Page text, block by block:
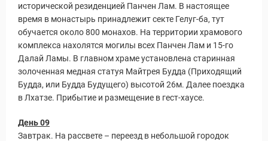
исторической резиденцией Панчен Лам. В настоящее
время в монастырь принадлежит секте Гелуг-ба, тут
обучается около 800 монахов. На территории храмового
комплекса нахолятся могилы всех Панчен Лам и 15-го
Далай Ламы. В главном храме установлена старинная
золоченная медная статуя Майтрея Будда (Приходящий
Будда, или Будда Будущего) высотой 26м. Далее поездка
в Лхатзе. Прибытие и размещение в гест-хаусе.
День 09
Завтрак. На рассвете – переезд в небольшой городок